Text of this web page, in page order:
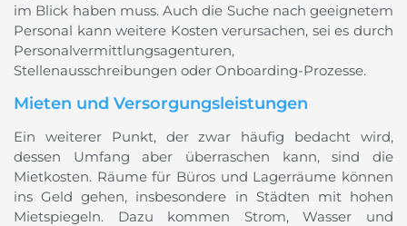
im Blick haben muss. Auch die Suche nach geeignetem
Personal kann weitere Kosten verursachen, sei es durch
Personalvermittlungsagenturen,
Stellenausschreibungen oder Onboarding-Prozesse.
Mieten und Versorgungsleistungen
Ein weiterer Punkt, der zwar häufig bedacht wird,
dessen Umfang aber überraschen kann, sind die
Mietkosten. Räume für Büros und Lagerräume können
ins Geld gehen, insbesondere in Städten mit hohen
Mietspiegeln. Dazu kommen Strom, Wasser und